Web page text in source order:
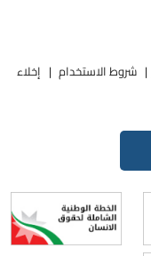
شروط الاستخدام
إخلاء